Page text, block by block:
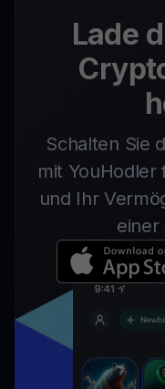
Lade
Schalten Sie
mit YouHodler
und Ihr
einer